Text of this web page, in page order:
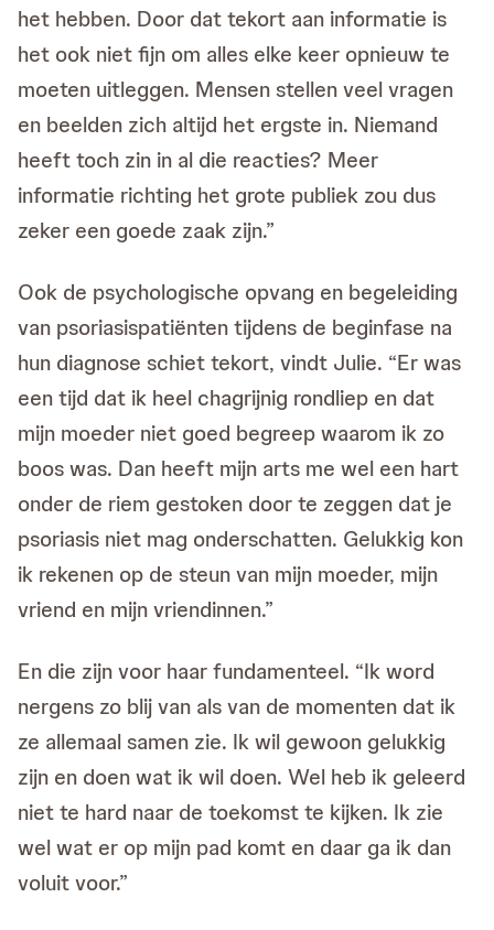
het hebben. Door dat tekort aan informatie is
het ook niet fijn om alles elke keer opnieuw te
moeten uitleggen. Mensen stellen veel vragen
en beelden zich altijd het ergste in. Niemand
heeft toch zin in al die reacties? Meer
informatie richting het grote publiek zou dus
zeker een goede zaak zijn.”
Ook de psychologische opvang en begeleiding
van psoriasispatiënten tijdens de beginfase na
hun diagnose schiet tekort, vindt Julie. “Er was
een tijd dat ik heel chagrijnig rondliep en dat
mijn moeder niet goed begreep waarom ik zo
boos was. Dan heeft mijn arts me wel een hart
onder de riem gestoken door te zeggen dat je
psoriasis niet mag onderschatten. Gelukkig kon
ik rekenen op de steun van mijn moeder, mijn
vriend en mijn vriendinnen.”
En die zijn voor haar fundamenteel. “Ik word
nergens zo blij van als van de momenten dat ik
ze allemaal samen zie. Ik wil gewoon gelukkig
zijn en doen wat ik wil doen. Wel heb ik geleerd
niet te hard naar de toekomst te kijken. Ik zie
wel wat er op mijn pad komt en daar ga ik dan
voluit voor.”